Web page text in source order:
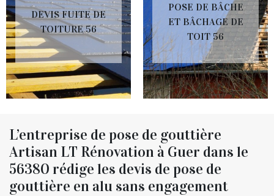
DEVIS FUITE DE
TOITURE 56
POSE DE BÂCHE
ET BÂCHAGE DE
TOIT 56
L’entreprise de pose de gouttière
Artisan LT Rénovation à Guer dans le
56380 rédige les devis de pose de
gouttière en alu sans engagement